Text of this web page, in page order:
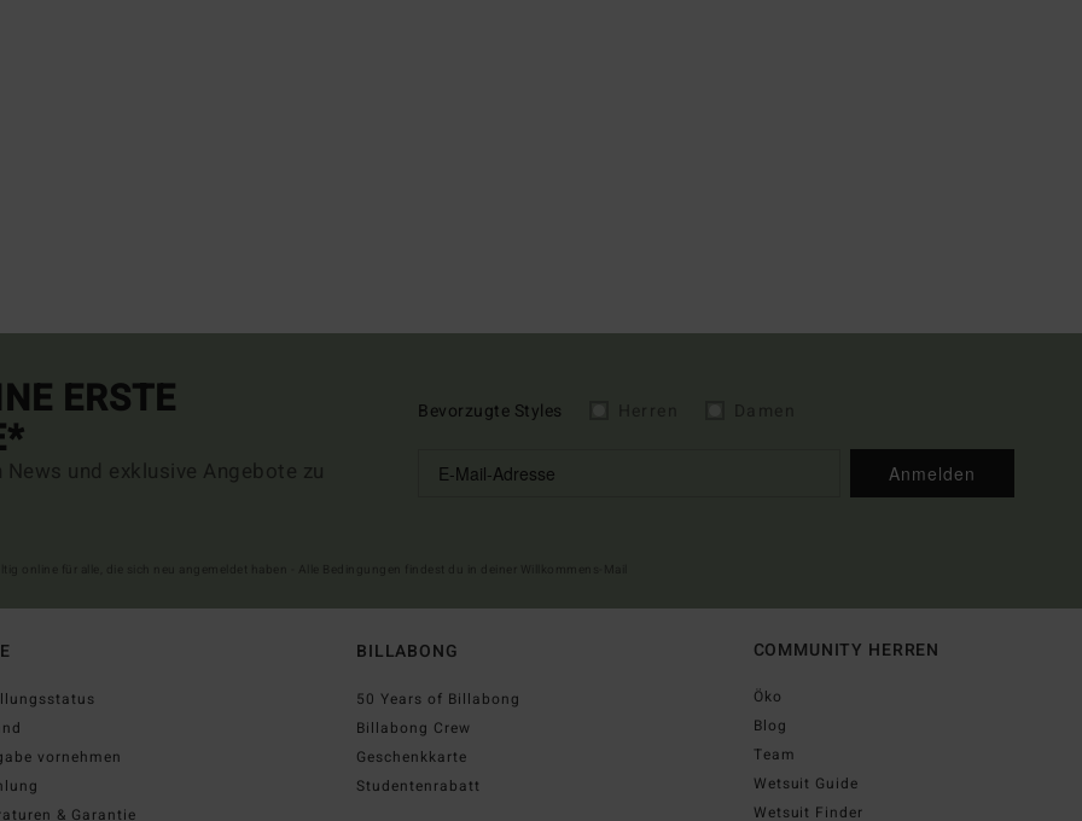
ERSTE
und exklusive Angebote zu
Bevorzugte Styles
Anmelden
vornehmen
& Garantie
BILLABONG
50 Years of Billabong
Billabong Crew
Geschenkkarte
Studentenrabatt
COMMUNITY HERREN
Öko
Blog
Team
Wetsuit Guide
Wetsuit Finder